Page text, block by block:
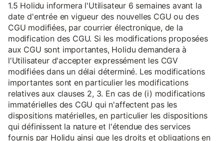
1.5 Holidu informera l'Utilisateur 6 semaines avant la
date d'entrée en vigueur des nouvelles CGU ou des
CGU modifiées, par courrier électronique, de la
modification des CGU. Si les modifications proposées
aux CGU sont importantes, Holidu demandera à
l'Utilisateur d'accepter expressément les CGV
modifiées dans un délai déterminé. Les modifications
importantes sont en particulier les modifications
relatives aux clauses 2, 3. En cas de (i) modifications
immatérielles des CGU qui n'affectent pas les
dispositions matérielles, en particulier les dispositions
qui définissent la nature et l'étendue des services
fournis par Holidu ainsi que les droits et obligations en